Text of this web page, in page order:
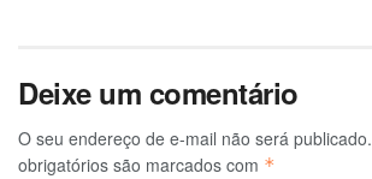
Deixe um comentário
O seu endereço de e-mail não será publicado.
obrigatórios são marcados com *